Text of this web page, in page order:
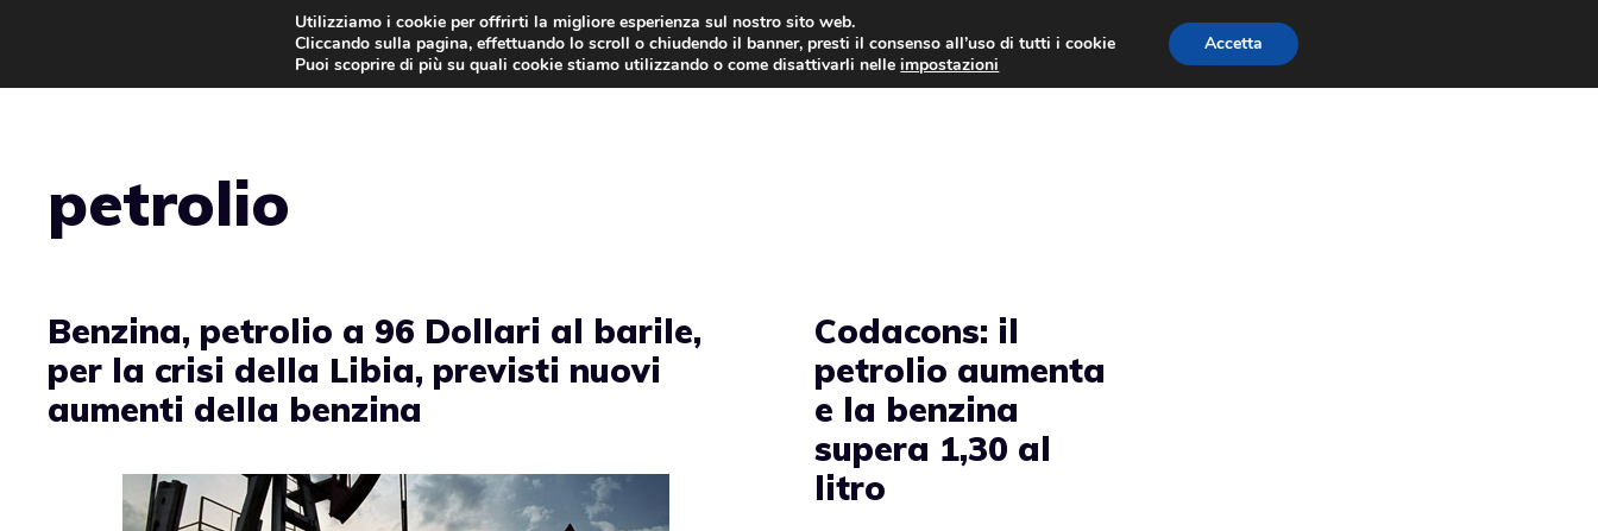
contenuto
AUTO NEWS EVENTI E FIERE
petrolio
Benzina, petrolio a 96 Dollari al barile,
per la crisi della Libia, previsti nuovi
aumenti della benzina
Codacons: il
petrolio aumenta
e la benzina
supera 1,30 al
litro
Utilizziamo i cookie per offrirti la migliore esperienza sul nostro sito web.
Cliccando sulla pagina, effettuando lo scroll o chiudendo il banner, presti il consenso all’uso di tutti i cookie
Puoi scoprire di più su quali cookie stiamo utilizzando o come disattivarli nelleimpostazioni
Accetta